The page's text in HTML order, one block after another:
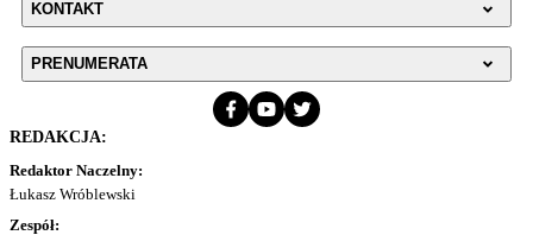
KONTAKT
PRENUMERATA
REDAKCJA:
Redaktor Naczelny:
Łukasz Wróblewski
Zespół: